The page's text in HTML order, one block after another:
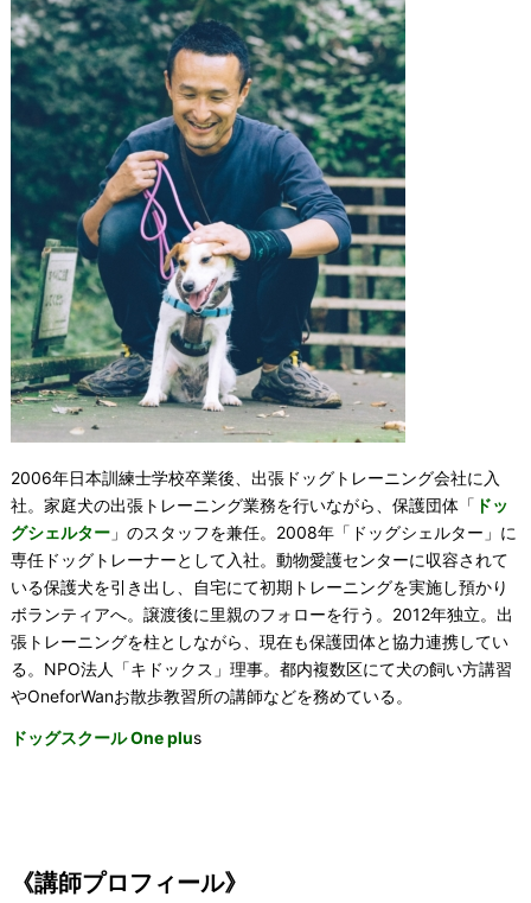
2006年日本訓練士学校卒業後、出張ドッグトレーニング会社に入
社。家庭犬の出張トレーニング業務を行いながら、保護団体「 ドッ
グシェルター」のスタッフを兼任。2008年「ドッグシェルター」に
専任ドッグトレーナーとして入社。動物愛護センターに収容されて
いる保護犬を引き出し、自宅にて初期トレーニングを実施し預かり
ボランティアへ。譲渡後に里親のフォローを行う。2012年独立。出
張トレーニングを柱としながら、現在も保護団体と協力連携してい
る。NPO法人「キドックス」理事。都内複数区にて犬の飼い方講習
やOneforWanお散歩教習所の講師などを務めている。
ドッグスクール One plus
《講師プロフィール》